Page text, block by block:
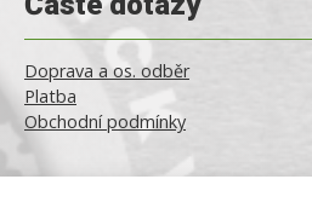
Doprava a os. odběr
Platba
Obchodní podmínky